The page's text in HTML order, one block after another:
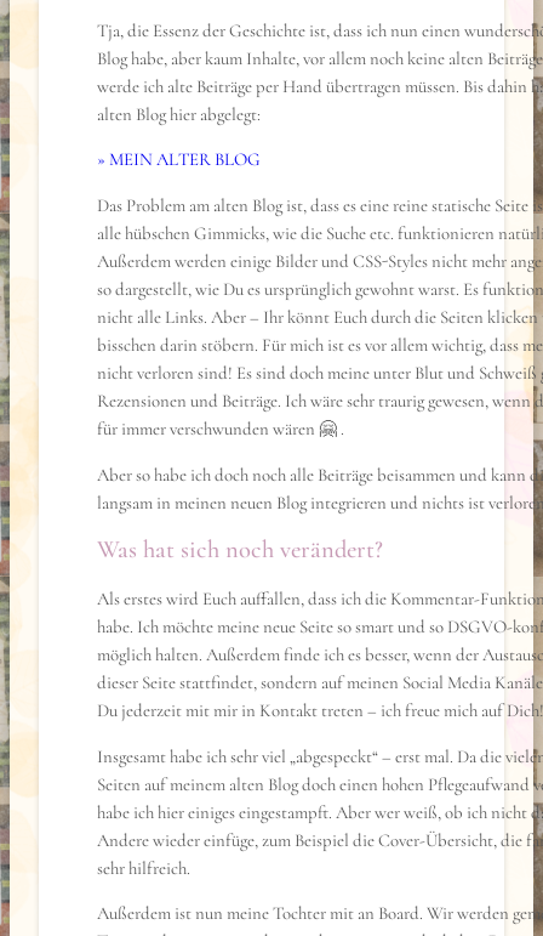
Tja, die Essenz der Geschichte ist, dass ich nun einen
Blog habe, aber kaum Inhalte, vor allem noch keine alten
werde ich alte Beiträge per Hand übertragen müssen. Bis dahin
alten Blog hier abgelegt:
» MEIN ALTER BLOG
Das Problem am alten Blog ist, dass es eine reine statische Seite
alle hübschen Gimmicks, wie die Suche etc. funktionieren
Außerdem werden einige Bilder und CSS-Styles nicht mehr
so dargestellt, wie Du es ursprünglich gewohnt warst. Es
nicht alle Links. Aber – Ihr könnt Euch durch die Seiten klicken
bisschen darin stöbern. Für mich ist es vor allem wichtig, dass
nicht verloren sind! Es sind doch meine unter Blut und Schweiß
Rezensionen und Beiträge. Ich wäre sehr traurig gewesen, wenn
für immer verschwunden wären 🤗 .
Aber so habe ich doch noch alle Beiträge beisammen und kann
langsam in meinen neuen Blog integrieren und nichts ist
Was hat sich noch verändert?
Als erstes wird Euch auffallen, dass ich die Kommentar-
habe. Ich möchte meine neue Seite so smart und so DSGVO-
möglich halten. Außerdem finde ich es besser, wenn der
dieser Seite stattfindet, sondern auf meinen Social Media
Du jederzeit mit mir in Kontakt treten – ich freue mich auf Dich!
Insgesamt habe ich sehr viel „abgespeckt“ – erst mal. Da die
Seiten auf meinem alten Blog doch einen hohen Pflegeaufwand
habe ich hier einiges eingestampft. Aber wer weiß, ob ich nicht
Andere wieder einfüge, zum Beispiel die Cover-Übersicht, die
sehr hilfreich.
Außerdem ist nun meine Tochter mit an Board. Wir werden